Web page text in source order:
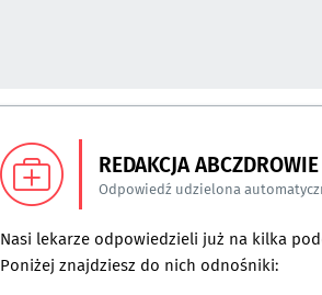
REDAKCJA ABCZDROWIE
Odpowiedź udzielona
Nasi lekarze odpowiedzieli już na kilka
Poniżej znajdziesz do nich odnośniki: